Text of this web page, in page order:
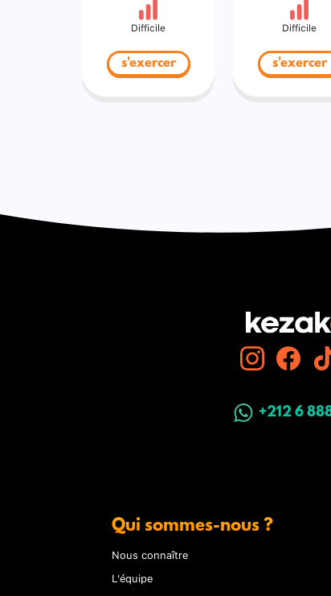
Difficile
s'exercer
Difficile
s'exercer
+212 6
Qui sommes-nous ?
Nous connaître
L'équipe